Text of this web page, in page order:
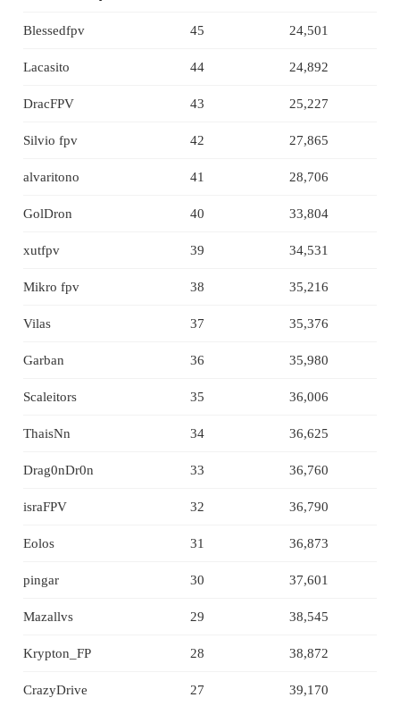
Blessedfpv 45 24,501
Lacasito 44 24,892
DracFPV 43 25,227
Silvio fpv 42 27,865
alvaritono 41 28,706
GolDron 40 33,804
xutfpv 39 34,531
Mikro fpv 38 35,216
Vilas 37 35,376
Garban 36 35,980
Scaleitors 35 36,006
ThaisNn 34 36,625
Drag0nDr0n 33 36,760
israFPV 32 36,790
Eolos 31 36,873
pingar 30 37,601
Mazallvs 29 38,545
Krypton_FP 28 38,872
CrazyDrive 27 39,170